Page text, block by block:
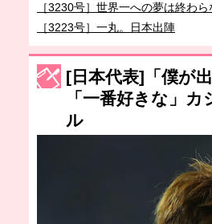
［3230号］世界一への夢は終わら
［3223号］一丸。日本出陣
［3222号］史上最大のW杯開幕
長谷川 アーリアジャスールさん
[日本代表]「僕が
「一番好きな」
ル